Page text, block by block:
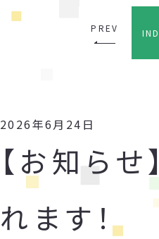
PREV
2026年6月24日
【お知ら
れます！